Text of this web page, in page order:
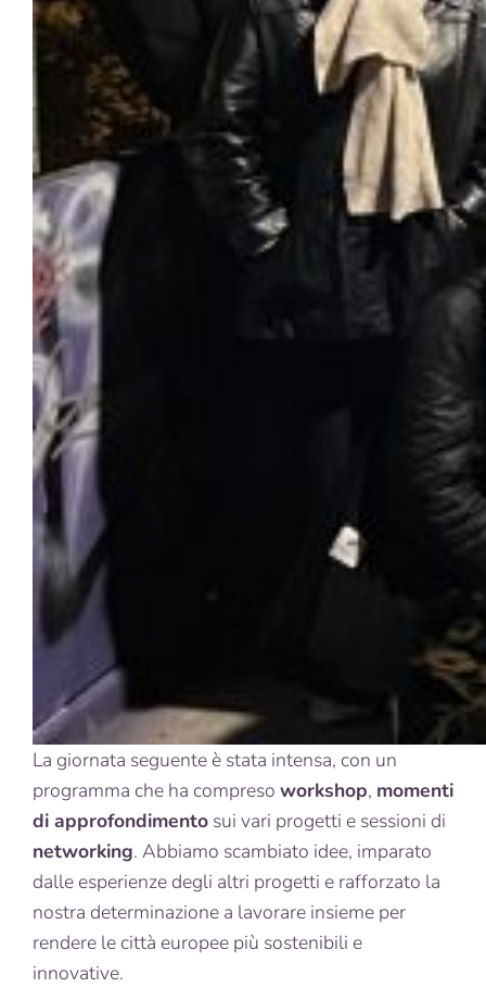
La giornata seguente è stata intensa, con un
programma che ha compreso workshop, momenti
di approfondimento sui vari progetti e sessioni di
networking. Abbiamo scambiato idee, imparato
dalle esperienze degli altri progetti e rafforzato la
nostra determinazione a lavorare insieme per
rendere le città europee più sostenibili e
innovative.